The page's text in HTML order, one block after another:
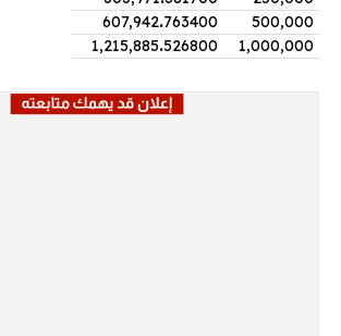
500,000
607,942.763400
1,000,000
1,215,885.526800